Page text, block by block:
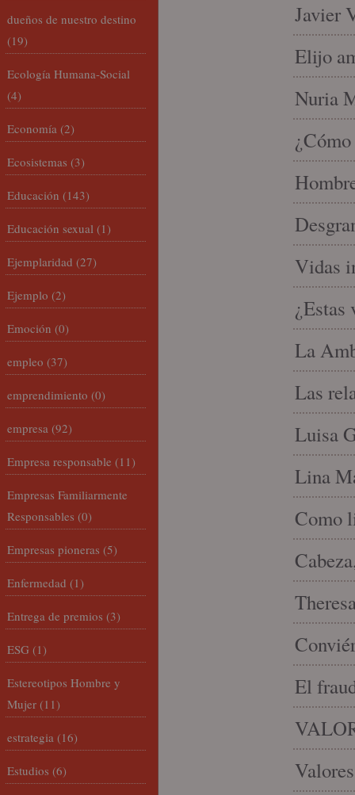
Javier
Elijo
Nuria
Vidas
¿Estas
La
Las
Luisa
Lina
Como
El
dueños de nuestro destino
(19)
Ecología Humana-Social
(4)
Economía (2)
Ecosistemas (3)
Educación (143)
Educación sexual (1)
Ejemplaridad (27)
Ejemplo (2)
Emoción (0)
empleo (37)
emprendimiento (0)
empresa (92)
Empresa responsable (11)
Empresas Familiarmente
Responsables (0)
Empresas pioneras (5)
Enfermedad (1)
Entrega de premios (3)
ESG (1)
Estereotipos Hombre y
Mujer (11)
estrategia (16)
Estudios (6)